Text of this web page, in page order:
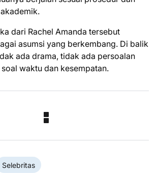
dari Rachel Amanda tersebut
asumsi yang berkembang. Di balik
ada drama, tidak ada persoalan
waktu dan kesempatan.
Selebritas